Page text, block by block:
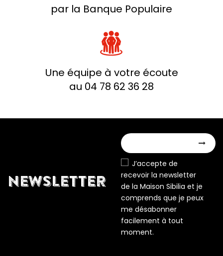
par la Banque Populaire
Une équipe à votre écoute
au 04 78 62 36 28
NEWSLETTER
J’accepte de
recevoir la newsletter
de la Maison Sibilia et je
comprends que je peux
me désabonner
facilement à tout
moment.